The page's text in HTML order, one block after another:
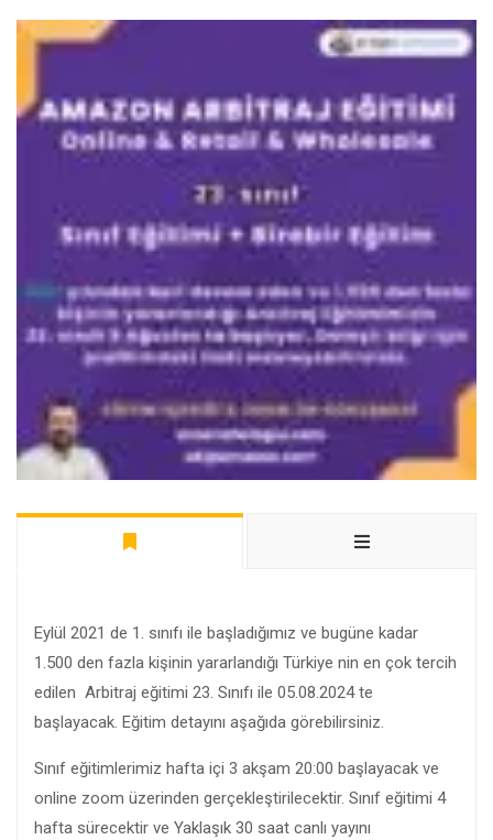
Eylül 2021 de 1. sınıfı ile başladığımız ve bugüne kadar
1.500 den fazla kişinin yararlandığı Türkiye nin en çok tercih
edilen Arbitraj eğitimi 23. Sınıfı ile 05.08.2024 te
başlayacak. Eğitim detayını aşağıda görebilirsiniz.
Sınıf eğitimlerimiz hafta içi 3 akşam 20:00 başlayacak ve
online zoom üzerinden gerçekleştirilecektir. Sınıf eğitimi 4
hafta sürecektir ve Yaklaşık 30 saat canlı yayını